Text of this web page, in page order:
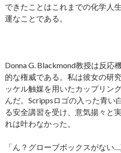
できたことはこれまでの化学人
運なことである。
Donna G. Blackmond教授は反応
的な権威である。私は彼女の研
ッケル触媒を用いたカップリン
んだ。Scrippsロゴの入った青い
る安全講習を受け、意気揚々と
れは叶わなかった。
「ん？グローブボックスがない